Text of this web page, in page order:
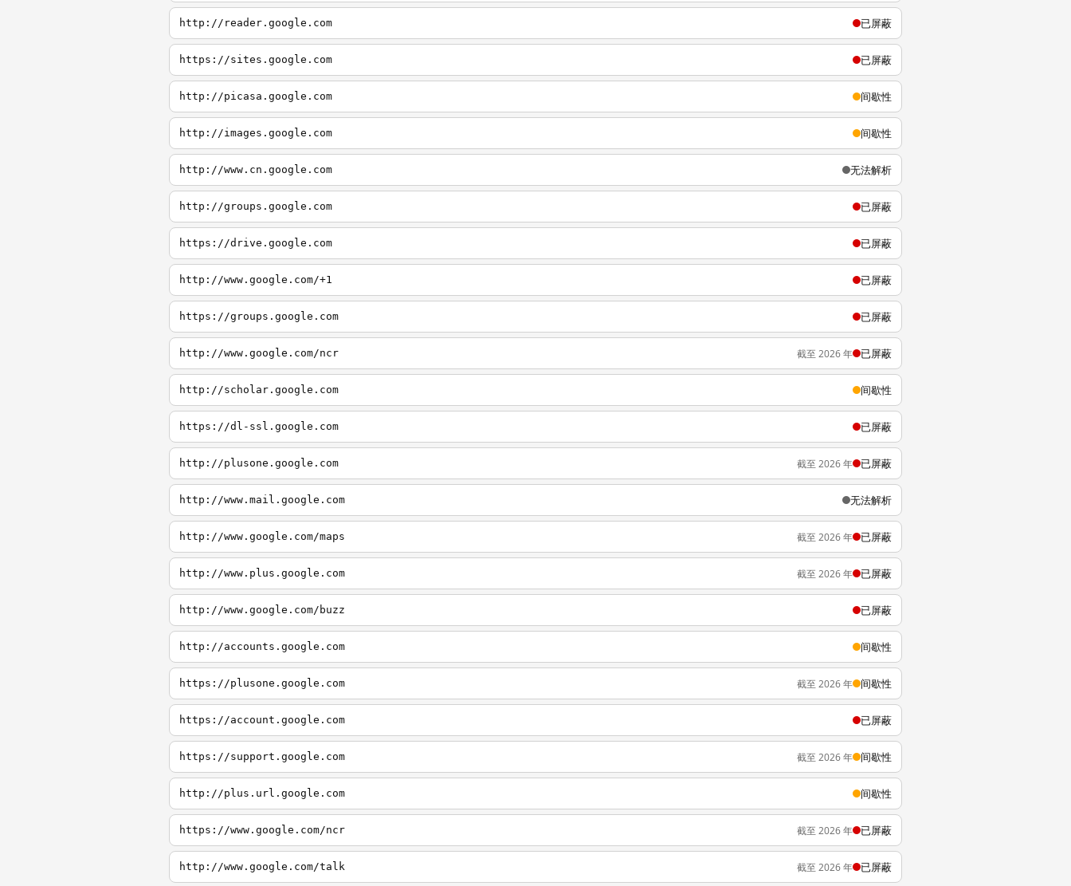
http://reader.google.com 已屏蔽
https://sites.google.com 已屏蔽
http://picasa.google.com 间歇性
http://images.google.com 间歇性
http://www.cn.google.com 无法解析
http://groups.google.com 已屏蔽
https://drive.google.com 已屏蔽
http://www.google.com/+1 已屏蔽
https://groups.google.com 已屏蔽
http://www.google.com/ncr 截至 2026 年 已屏蔽
http://scholar.google.com 间歇性
https://dl-ssl.google.com 已屏蔽
http://plusone.google.com 截至 2026 年 已屏蔽
http://www.mail.google.com 无法解析
http://www.google.com/maps 截至 2026 年 已屏蔽
http://www.plus.google.com 截至 2026 年 已屏蔽
http://www.google.com/buzz 已屏蔽
http://accounts.google.com 间歇性
https://plusone.google.com 截至 2026 年 间歇性
https://account.google.com 已屏蔽
https://support.google.com 截至 2026 年 间歇性
http://plus.url.google.com 间歇性
https://www.google.com/ncr 截至 2026 年 已屏蔽
http://www.google.com/talk 截至 2026 年 已屏蔽